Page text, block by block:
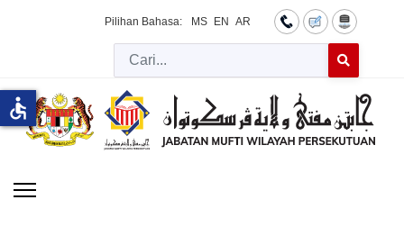
Pilihan Bahasa: MS EN AR
Cari
accessible